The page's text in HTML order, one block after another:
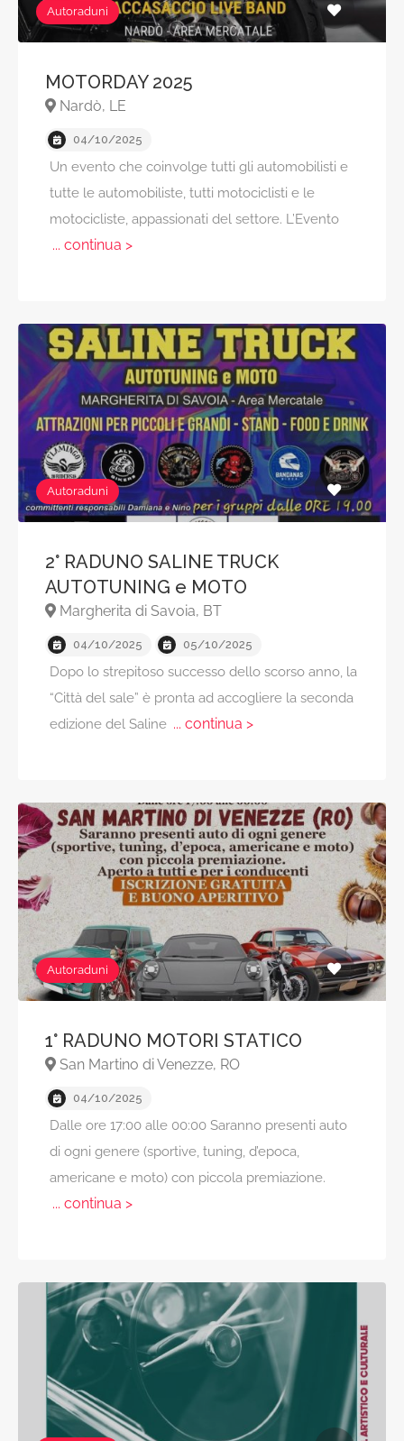
Autoraduni
MOTORDAY 2025
Nardò, LE
04/10/2025
Un evento che coinvolge tutti gli automobilisti e
tutte le automobiliste, tutti motociclisti e le
motocicliste, appassionati del settore. L’Evento
... continua >
Autoraduni
2° RADUNO SALINE TRUCK
AUTOTUNING e MOTO
Margherita di Savoia, BT
04/10/2025 05/10/2025
Dopo lo strepitoso successo dello scorso anno, la
“Città del sale” è pronta ad accogliere la seconda
edizione del Saline... continua >
Autoraduni
1° RADUNO MOTORI STATICO
San Martino di Venezze, RO
04/10/2025
Dalle ore 17:00 alle 00:00 Saranno presenti auto
di ogni genere (sportive, tuning, d’epoca,
americane e moto) con piccola premiazione.
... continua >